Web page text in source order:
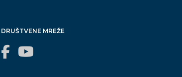
DRUŠTVENE MREŽE